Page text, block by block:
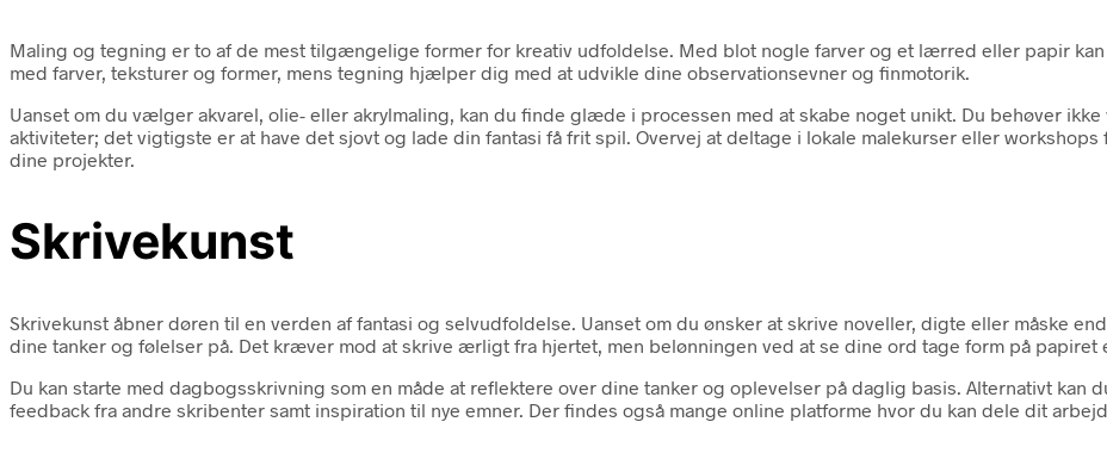
Maling og tegning er to af de mest tilgængelige former for kreativ udfoldelse. Med blot nogle farver og et lærred eller papir
med farver, teksturer og former, mens tegning hjælper dig med at udvikle dine observationsevner og finmotorik.
Uanset om du vælger akvarel, olie- eller akrylmaling, kan du finde glæde i processen med at skabe noget unikt. Du behøver
aktiviteter; det vigtigste er at have det sjovt og lade din fantasi få frit spil. Overvej at deltage i lokale malekurser eller
dine projekter.
Skrivekunst
Skrivekunst åbner døren til en verden af fantasi og selvudfoldelse. Uanset om du ønsker at skrive noveller, digte eller måske
dine tanker og følelser på. Det kræver mod at skrive ærligt fra hjertet, men belønningen ved at se dine ord tage form på papiret
Du kan starte med dagbogsskrivning som en måde at reflektere over dine tanker og oplevelser på daglig basis. Alternativt kan
feedback fra andre skribenter samt inspiration til nye emner. Der findes også mange online platforme hvor du kan dele dit